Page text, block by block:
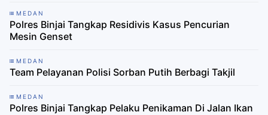
MEDAN
Polres Binjai Tangkap Residivis Kasus Pencurian
Mesin Genset
MEDAN
Team Pelayanan Polisi Sorban Putih Berbagi Takjil
MEDAN
Polres Binjai Tangkap Pelaku Penikaman Di Jalan Ikan